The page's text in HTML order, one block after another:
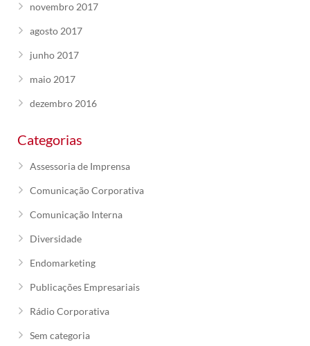
novembro 2017
agosto 2017
junho 2017
maio 2017
dezembro 2016
Categorias
Assessoria de Imprensa
Comunicação Corporativa
Comunicação Interna
Diversidade
Endomarketing
Publicações Empresariais
Rádio Corporativa
Sem categoria